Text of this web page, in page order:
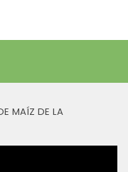
MAÍZ DE LA